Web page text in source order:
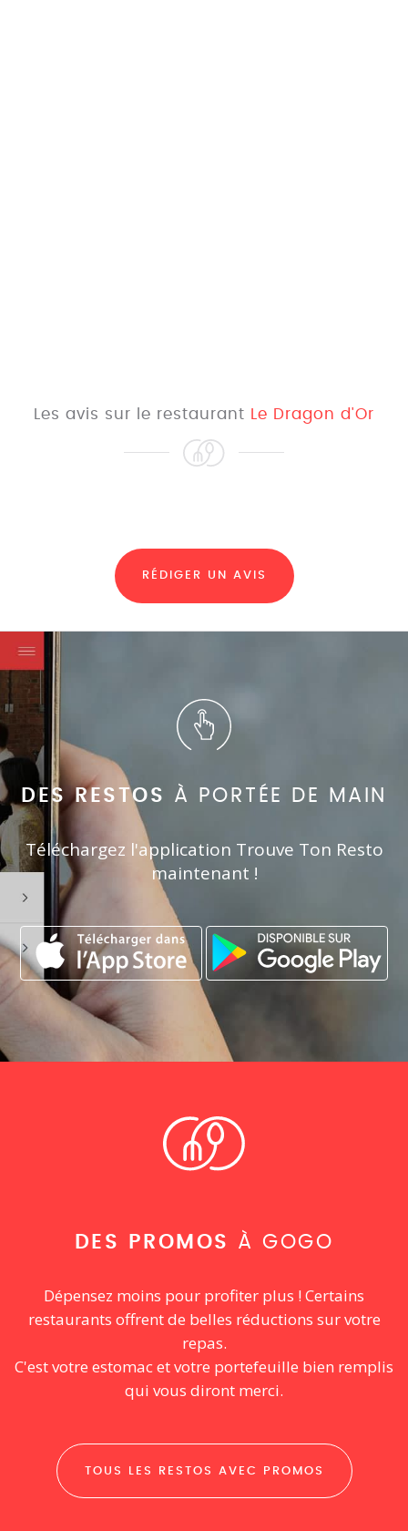
Les avis sur le restaurant Le Dragon d'Or
RÉDIGER UN AVIS
DES RESTOS À PORTÉE DE MAIN
Téléchargez l'application Trouve Ton Resto
maintenant !
DES PROMOS À GOGO
Dépensez moins pour profiter plus ! Certains
restaurants offrent de belles réductions sur votre
repas.
C'est votre estomac et votre portefeuille bien remplis
qui vous diront merci.
TOUS LES RESTOS AVEC PROMOS